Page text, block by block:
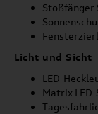
Stoßfänger
Licht und Sicht
LED-
Matrix